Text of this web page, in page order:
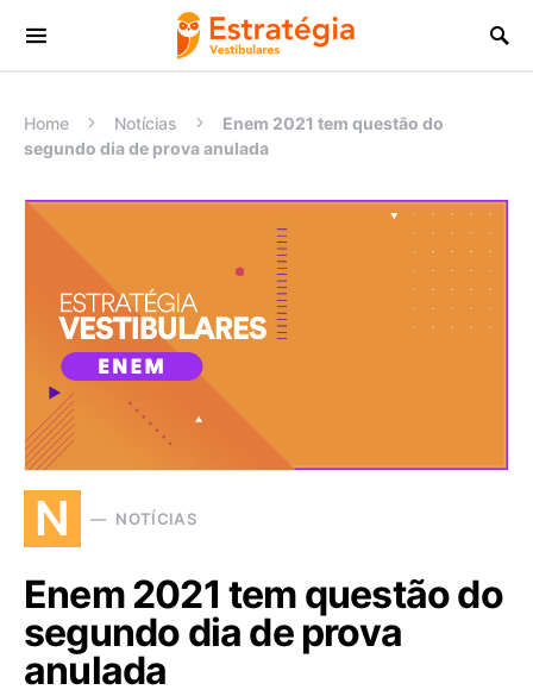
Procurar:
Home Notícias
Enem 2021 tem questão do
segundo dia de prova anulada
N NOTÍCIAS
Enem 2021 tem questão do
segundo dia de prova
anulada